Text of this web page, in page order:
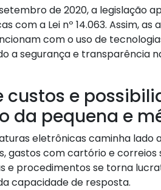
de 2020, a legislação
com a Lei nº 14.063. Assim,
com o uso de
a segurança e transparência
custos e
da pequena e
eletrônicas caminha lado
gastos com cartório e correios
e procedimentos se torna
capacidade de resposta.